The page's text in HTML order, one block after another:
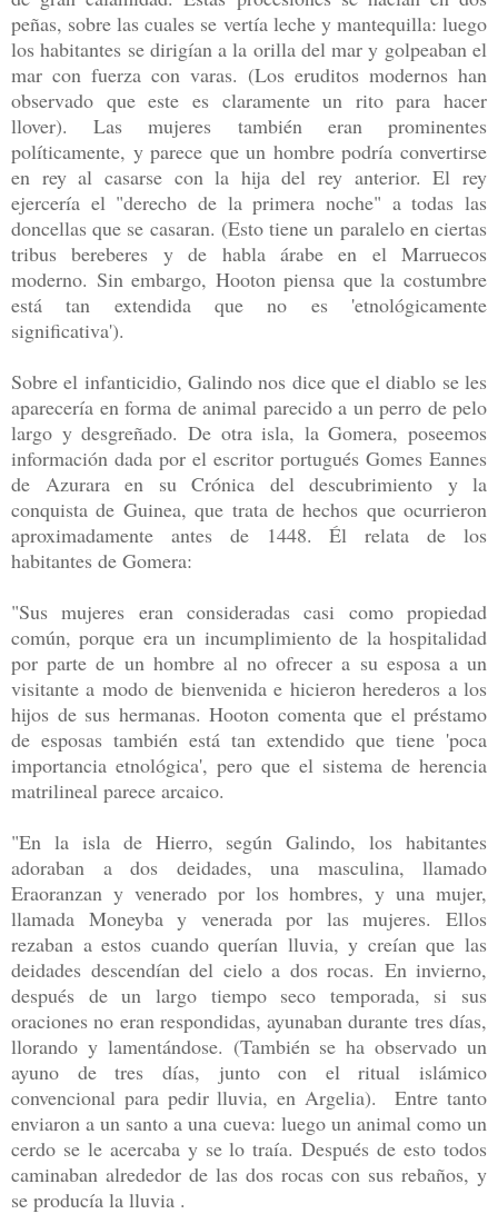
peñas, sobre las cuales se vertía leche y mantequilla: luego
los habitantes se dirigían a la orilla del mar y golpeaban el
mar con fuerza con varas. (Los eruditos modernos han
observado que este es claramente un rito para hacer
llover). Las mujeres también eran prominentes
políticamente, y parece que un hombre podría convertirse
en rey al casarse con la hija del rey anterior. El rey
ejercería el "derecho de la primera noche" a todas las
doncellas que se casaran. (Esto tiene un paralelo en ciertas
tribus bereberes y de habla árabe en el Marruecos
moderno. Sin embargo, Hooton piensa que la costumbre
está tan extendida que no es 'etnológicamente
significativa').
Sobre el infanticidio, Galindo nos dice que el diablo se les
aparecería en forma de animal parecido a un perro de pelo
largo y desgreñado. De otra isla, la Gomera, poseemos
información dada por el escritor portugués Gomes Eannes
de Azurara en su Crónica del descubrimiento y la
conquista de Guinea, que trata de hechos que ocurrieron
aproximadamente antes de 1448. Él relata de los
habitantes de Gomera:
"Sus mujeres eran consideradas casi como propiedad
común, porque era un incumplimiento de la hospitalidad
por parte de un hombre al no ofrecer a su esposa a un
visitante a modo de bienvenida e hicieron herederos a los
hijos de sus hermanas. Hooton comenta que el préstamo
de esposas también está tan extendido que tiene 'poca
importancia etnológica', pero que el sistema de herencia
matrilineal parece arcaico.
"En la isla de Hierro, según Galindo, los habitantes
adoraban a dos deidades, una masculina, llamado
Eraoranzan y venerado por los hombres, y una mujer,
llamada Moneyba y venerada por las mujeres. Ellos
rezaban a estos cuando querían lluvia, y creían que las
deidades descendían del cielo a dos rocas. En invierno,
después de un largo tiempo seco temporada, si sus
oraciones no eran respondidas, ayunaban durante tres días,
llorando y lamentándose. (También se ha observado un
ayuno de tres días, junto con el ritual islámico
convencional para pedir lluvia, en Argelia). Entre tanto
enviaron a un santo a una cueva: luego un animal como un
cerdo se le acercaba y se lo traía. Después de esto todos
caminaban alrededor de las dos rocas con sus rebaños, y
se producía la lluvia .